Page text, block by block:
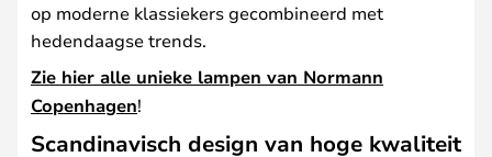
op moderne klassiekers gecombineerd met
hedendaagse trends.
Zie hier alle unieke lampen van Normann
Copenhagen!
Scandinavisch design van hoge kwaliteit